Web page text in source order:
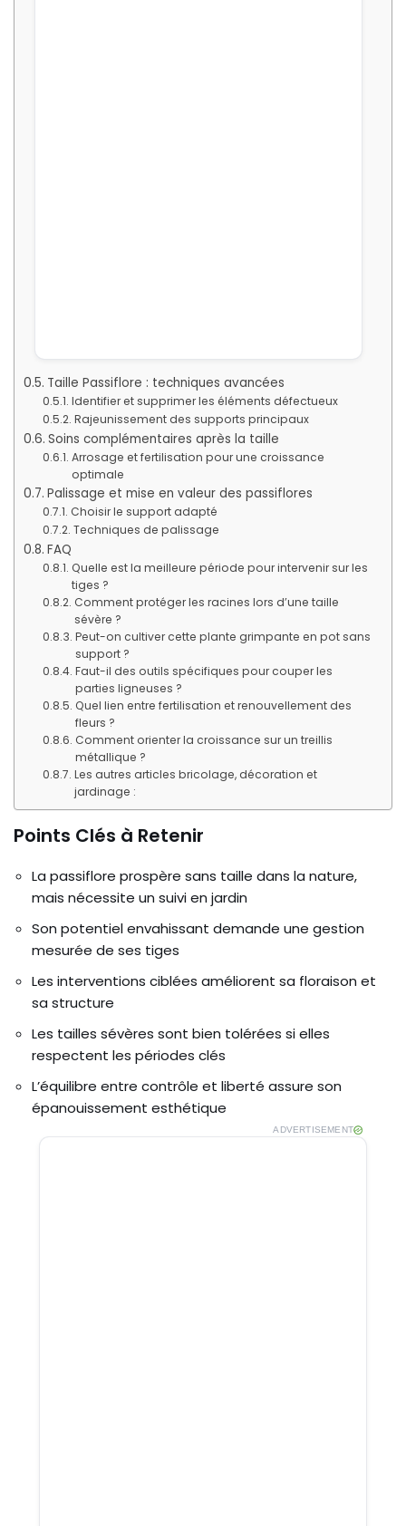
Taille Passiflore : techniques avancées
Identifier et supprimer les éléments défectueux
Rajeunissement des supports principaux
Soins complémentaires après la taille
Arrosage et fertilisation pour une croissance
optimale
Palissage et mise en valeur des passiflores
Choisir le support adapté
Techniques de palissage
FAQ
Quelle est la meilleure période pour intervenir sur les
tiges ?
Comment protéger les racines lors d’une taille
sévère ?
Peut-on cultiver cette plante grimpante en pot sans
support ?
Faut-il des outils spécifiques pour couper les
parties ligneuses ?
Quel lien entre fertilisation et renouvellement des
fleurs ?
Comment orienter la croissance sur un treillis
métallique ?
Les autres articles bricolage, décoration et
jardinage :
Points Clés à Retenir
La passiflore prospère sans taille dans la nature,
mais nécessite un suivi en jardin
Son potentiel envahissant demande une gestion
mesurée de ses tiges
Les interventions ciblées améliorent sa floraison et
sa structure
Les tailles sévères sont bien tolérées si elles
respectent les périodes clés
L’équilibre entre contrôle et liberté assure son
épanouissement esthétique
ADVERTISEMENT